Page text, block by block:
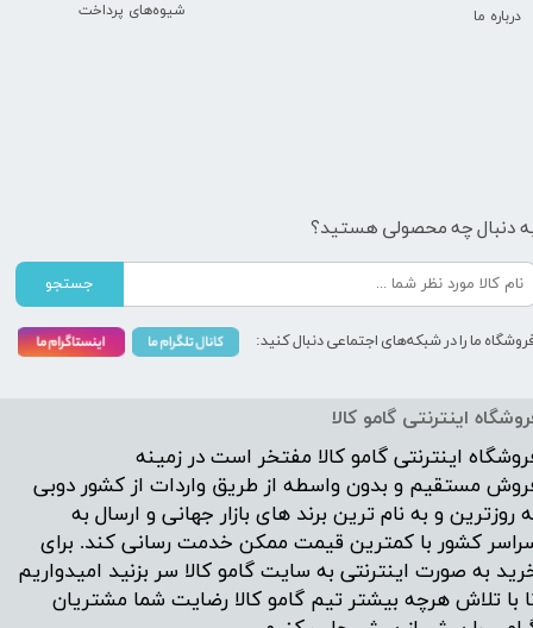
اینترنتی گامو کالا
اینترنتی گامو کالا مفتخر است در زمینه
مستقیم و بدون واسطه از طریق واردات از کشور دوبی
روزترین و به نام ترین برند های بازار جهانی و ارسال به
کشور با کمترین قیمت ممکن خدمت رسانی کند. برای
به صورت اینترنتی به سایت گامو کالا سر بزنید امیدواریم
با تلاش هرچه بیشتر تیم گامو کالا رضایت شما مشتریان
شیوه‌های پرداخت درباره ما
دنبال چه محصولی هستید؟
جستجو
ما را در شبکه‌های اجتماعی دنبال کنید: